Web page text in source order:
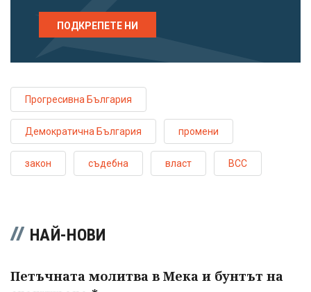
ПОДКРЕПЕТЕ НИ
Прогресивна България
Демократична България промени
закон съдебна власт ВСС
НАЙ-НОВИ
Петъчната молитва в Мека и бунтът на